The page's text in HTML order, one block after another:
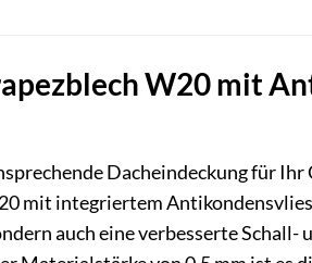
W20 mit
Dacheindeckung für
mit integriertem
auch eine verbesserte